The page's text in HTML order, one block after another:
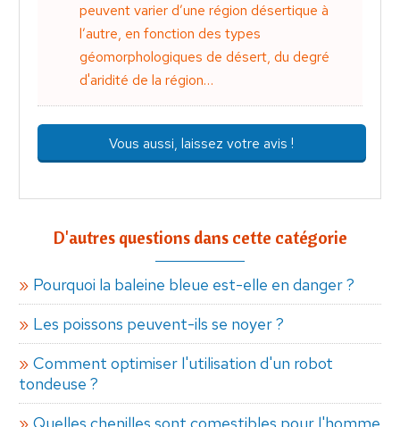
peuvent varier d’une région désertique à
l’autre, en fonction des types
géomorphologiques de désert, du degré
d'aridité de la région…
Vous aussi, laissez votre avis !
D'autres questions dans cette catégorie
Pourquoi la baleine bleue est-elle en danger ?
Les poissons peuvent-ils se noyer ?
Comment optimiser l'utilisation d'un robot
tondeuse ?